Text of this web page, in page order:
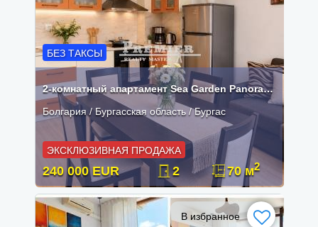
БЕЗ ТАКСЫ
2-комнатный апартамент Sea Garden Panorama первая линия Бургас
Болгария / Бургасская область / Бургас
ЭКСКЛЮЗИВНАЯ ПРОДАЖА
240 000 EUR 2 70 м2
В избранное